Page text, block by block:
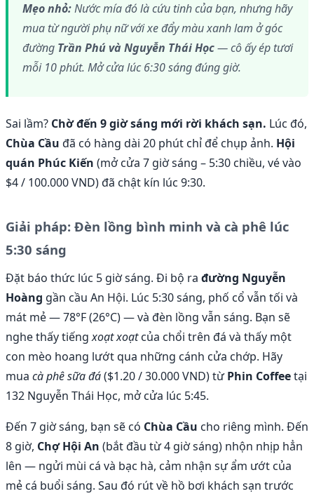
Mẹo nhỏ:Nước mía đó là cứu tinh của bạn, nhưng hãy
mua từ người phụ nữ với xe đẩy màu xanh lam ở góc
đường Trần Phú và Nguyễn Thái Học— cô ấy ép tươi
mỗi 10 phút. Mở cửa lúc 6:30 sáng đúng giờ.
Sai lầm? Chờ đến 9 giờ sáng mới rời khách sạn. Lúc đó,
Chùa Cầu đã có hàng dài 20 phút chỉ để chụp ảnh. Hội
quán Phúc Kiến (mở cửa 7 giờ sáng – 5:30 chiều, vé vào
$4 / 100.000 VND) đã chật kín lúc 9:30.
Giải pháp: Đèn lồng bình minh và cà phê lúc
5:30 sáng
Đặt báo thức lúc 5 giờ sáng. Đi bộ ra đường Nguyễn
Hoàng gần cầu An Hội. Lúc 5:30 sáng, phố cổ vẫn tối và
mát mẻ — 78°F (26°C) — và đèn lồng vẫn sáng. Bạn sẽ
nghe thấy tiếngxoạt xoạtcủa chổi trên đá và thấy một
con mèo hoang lướt qua những cánh cửa chớp. Hãy
mua cà phê sữa đá($1.20 / 30.000 VND) từPhin Coffeetại
132 Nguyễn Thái Học, mở cửa lúc 5:45.
Đến 7 giờ sáng, bạn sẽ có Chùa Cầu cho riêng mình. Đến
8 giờ, Chợ Hội An (bắt đầu từ 4 giờ sáng) nhộn nhịp hẳn
lên — ngửi mùi cá và bạc hà, cảm nhận sự ẩm ướt của
mẻ cá buổi sáng. Sau đó rút về hồ bơi khách sạn trước